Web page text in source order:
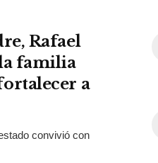
Rafael
familia
a
convivió con